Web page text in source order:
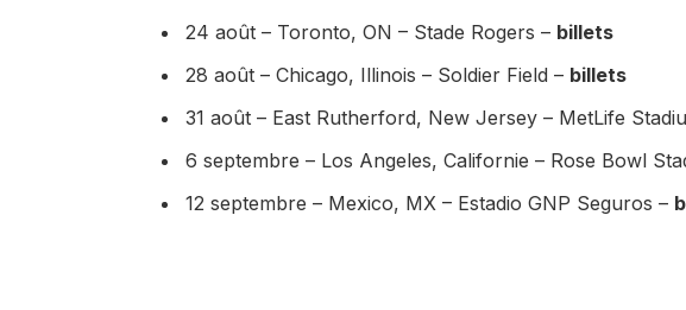
24 août – Toronto, ON – Stade Rogers – billets
28 août – Chicago, Illinois – Soldier Field – billets
31 août – East Rutherford, New Jersey – MetLife
6 septembre – Los Angeles, Californie – Rose Bowl
12 septembre – Mexico, MX – Estadio GNP Seguros –